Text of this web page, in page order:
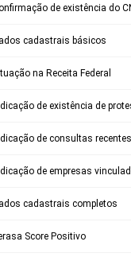
de existência do
cadastrais básicos
na Receita Federal
de existência de
de consultas recentes
de empresas
cadastrais completos
Score Positivo